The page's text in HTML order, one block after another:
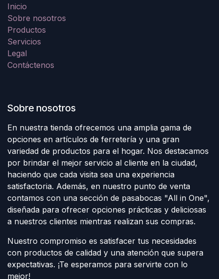
Inicio
Sobre nosotros
Productos
Servicios
Legal
Contáctenos
Sobre nosotros
En nuestra tienda ofrecemos una amplia gama de
opciones en artículos de ferretería y una gran
variedad de productos para el hogar. Nos destacamos
por brindar el mejor servicio al cliente en la ciudad,
haciendo que cada visita sea una experiencia
satisfactoria. Además, en nuestro punto de venta
contamos con una sección de pasabocas "All in One",
diseñada para ofrecer opciones prácticas y deliciosas
a nuestros clientes mientras realizan sus compras.
Nuestro compromiso es satisfacer tus necesidades
con productos de calidad y una atención que supera
expectativas. ¡Te esperamos para servirte con lo
mejor!